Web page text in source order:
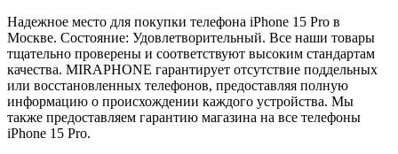
Надежное место для покупки телефона iPhone 15 Pro в
Москве. Состояние: Удовлетворительный. Все наши товары
тщательно проверены и соответствуют высоким стандартам
качества. MIRAPHONE гарантирует отсутствие поддельных
или восстановленных телефонов, предоставляя полную
информацию о происхождении каждого устройства. Мы
также предоставляем гарантию магазина на все телефоны
iPhone 15 Pro.